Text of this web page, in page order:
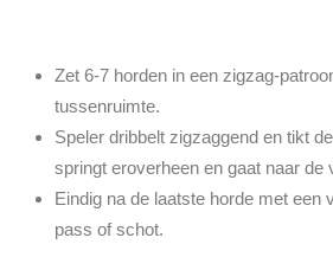
Zet 6-7 horden in een zigzag-
tussenruimte.
Speler dribbelt zigzaggend en tikt
springt eroverheen en gaat naar de
Eindig na de laatste horde met een
pass of schot.